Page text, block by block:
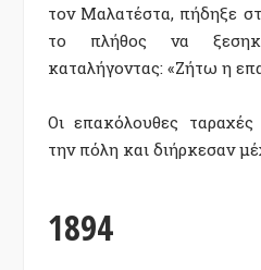
τον Μαλατέστα, πήδηξε
το πλήθος να
καταλήγοντας: «Ζήτω η
Οι επακόλουθες
την πόλη και διήρκεσαν
1894